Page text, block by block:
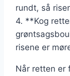
rundt, så
4. **Kog
risene er
Når retten er